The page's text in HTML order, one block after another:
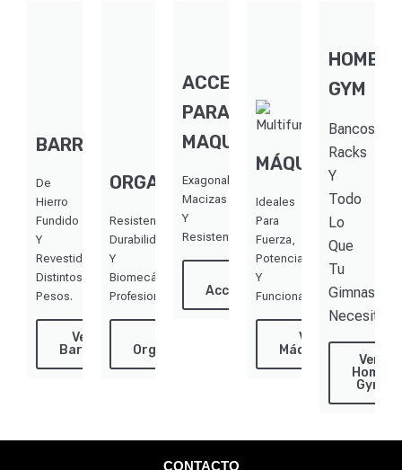
BARRAS
De
Hierro
Fundido
Y
Revestidos.
Distintos
Pesos.
Ver
Barras
ORGANIZADORES
Resistencia,
Durabilidad
Y
Biomecánica
Profesional.
Organizadores
ACCESORIOS
PARA
MAQUINAS
Exagonales,
Macizas
Y
Resistentes.
Accesorios
MÁQUINAS
Ideales
Para
Fuerza,
Potencia
Y
Funcional.
Ver
Máquinas
HOME
GYM
Bancos,
Racks
Y
Todo
Lo
Que
Tu
Gimnasio
Necesita
Ver
Home
Gym
CONTACTO